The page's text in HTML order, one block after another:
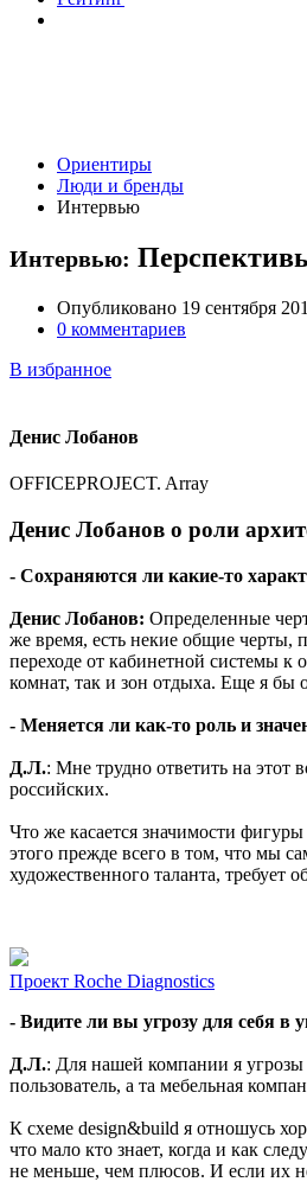
Ориентиры
Люди и бренды
Интервью
Интервью:
Опубликовано 19 сентября
0 комментариев
В избранное
Денис Лобанов
OFFICEPROJECT. Array
Денис Лобанов о роли
- Сохраняются ли какие-то
Денис Лобанов: Определенные
же время, есть некие общие черты,
переходе от кабинетной системы
комнат, так и зон отдыха. Еще я бы
- Меняется ли как-то роль и
Д.Л.: Мне трудно ответить на этот
российских.
Что же касается значимости
этого прежде всего в том, что мы
художественного таланта, требует
Проект Roche Diagnostics
- Видите ли вы угрозу для себя в
Д.Л.: Для нашей компании я
пользователь, а та мебельная
К схеме design&build я отношусь
что мало кто знает, когда и как
не меньше, чем плюсов. И если их